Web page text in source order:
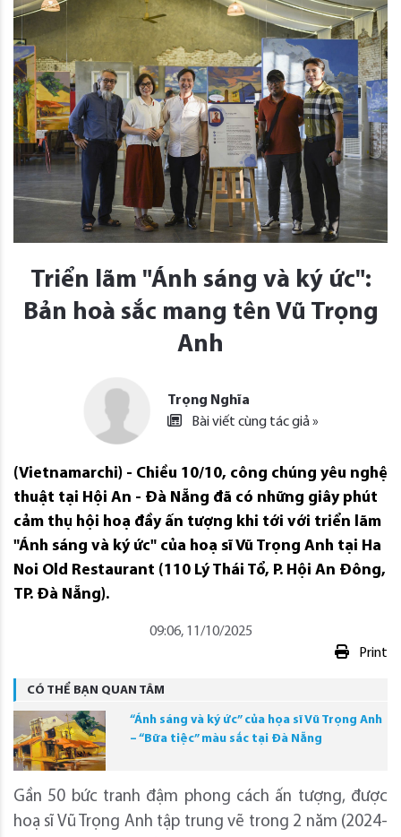
Triển lãm "Ánh sáng và ký ức":
Bản hoà sắc mang tên Vũ Trọng
Anh
Trọng Nghĩa
Bài viết cùng tác giả »
(Vietnamarchi) - Chiều 10/10, công chúng yêu nghệ
thuật tại Hội An - Đà Nẵng đã có những giây phút
cảm thụ hội hoạ đầy ấn tượng khi tới với triển lãm
"Ánh sáng và ký ức" của hoạ sĩ Vũ Trọng Anh tại Ha
Noi Old Restaurant (110 Lý Thái Tổ, P. Hội An Đông,
TP. Đà Nẵng).
09:06, 11/10/2025
Print
CÓ THỂ BẠN QUAN TÂM
“Ánh sáng và ký ức” của họa sĩ Vũ Trọng Anh
– “Bữa tiệc” màu sắc tại Đà Nẵng
Gần 50 bức tranh đậm phong cách ấn tượng, được
hoạ sĩ Vũ Trọng Anh tập trung vẽ trong 2 năm (2024-